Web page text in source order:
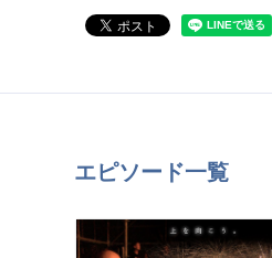
エピソード一覧